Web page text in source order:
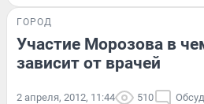
ГОРОД
Участие Морозова в
зависит от врачей
2 апреля, 2012, 11:44 510